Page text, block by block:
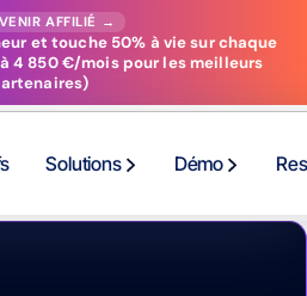
AFFILIÉ →
et touche 50% à vie sur chaque
4 850 €/mois pour les meilleurs
Solutions Démo